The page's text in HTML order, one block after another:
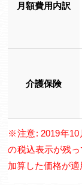
月額費用内訳
介護保険
※注意: 2019年10
の税込表示が残
加算した価格が適